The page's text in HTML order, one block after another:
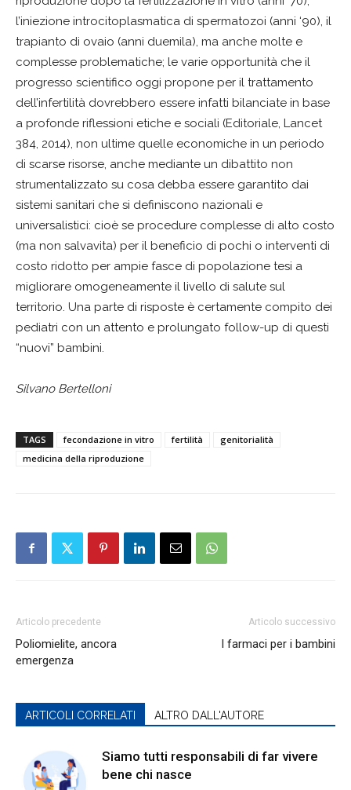
l’iniezione introcitoplasmatica di spermatozoi (anni ‘90), il
trapianto di ovaio (anni duemila), ma anche molte e
complesse problematiche; le varie opportunità che il
progresso scientifico oggi propone per il trattamento
dell’infertilità dovrebbero essere infatti bilanciate in base
a profonde riflessioni etiche e sociali (Editoriale, Lancet
384, 2014), non ultime quelle economiche in un periodo
di scarse risorse, anche mediante un dibattito non
strumentalizzato su cosa debba essere garantito dai
sistemi sanitari che si definiscono nazionali e
universalistici: cioè se procedure complesse di alto costo
(ma non salvavita) per il beneficio di pochi o interventi di
costo ridotto per ampie fasce di popolazione tesi a
migliorare omogeneamente il livello di salute sul
territorio. Una parte di risposte è certamente compito dei
pediatri con un attento e prolungato follow-up di questi
“nuovi” bambini.
Silvano Bertelloni
TAGS fecondazione in vitro fertilità
genitorialità
medicina della riproduzione
Articolo precedente
Poliomielite, ancora
emergenza
Articolo successivo
I farmaci per i bambini
ARTICOLI CORRELATI ALTRO DALL'AUTORE
Siamo tutti responsabili di far vivere
bene chi nasce